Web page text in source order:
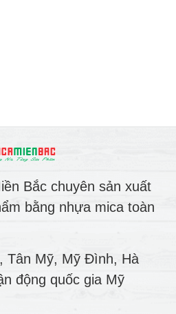
Bắc chuyên sản xuất
bằng nhựa mica toàn
Tân Mỹ, Mỹ Đình, Hà
động quốc gia Mỹ